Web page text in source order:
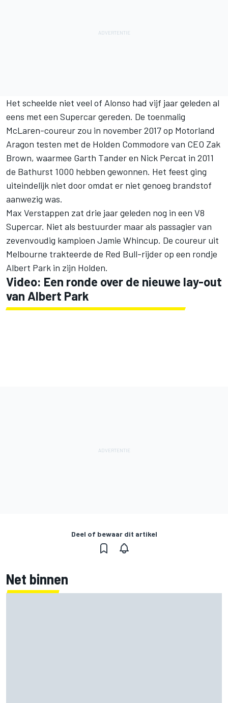
Het scheelde niet veel of Alonso had vijf jaar geleden al
eens met een Supercar gereden. De toenmalig
McLaren-coureur zou in november 2017 op Motorland
Aragon testen met de Holden Commodore van CEO Zak
Brown, waarmee Garth Tander en Nick Percat in 2011
de Bathurst 1000 hebben gewonnen. Het feest ging
uiteindelijk niet door omdat er niet genoeg brandstof
aanwezig was.
Max Verstappen zat drie jaar geleden nog in een V8
Supercar. Niet als bestuurder maar als passagier van
zevenvoudig kampioen Jamie Whincup. De coureur uit
Melbourne trakteerde de Red Bull-rijder op een rondje
Albert Park in zijn Holden.
Video: Een ronde over de nieuwe lay-out
van Albert Park
Deel of bewaar dit artikel
Net binnen